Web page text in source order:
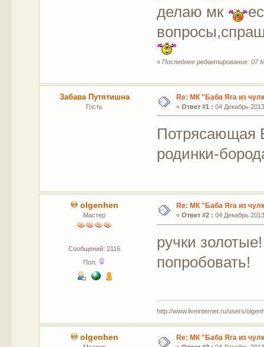
делаю мк
«Последнее редактирование: 07
Забава Путятишна
Гость
Re: МК "Баба Яга из
« Ответ #1 : 04 Декабрь
Потрясающая
родинки-
olgenhen
Мастер
Сообщений: 2116
Пол:
Re: МК "Баба Яга из
« Ответ #2 : 04 Декабрь
ручки
попробовать!
http://www.liveinternet.ru/users/
olgenhen Re: МК "Баба Яга из